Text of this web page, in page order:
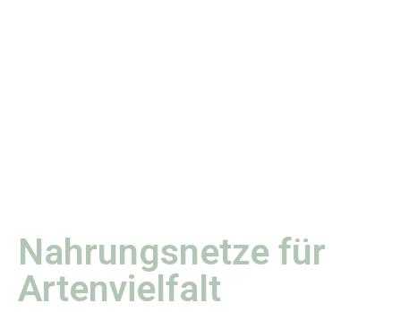
Nahrungsnetze für
Artenvielfalt